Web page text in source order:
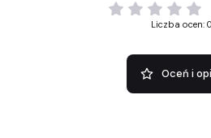
Liczba ocen: 0
Oceń i